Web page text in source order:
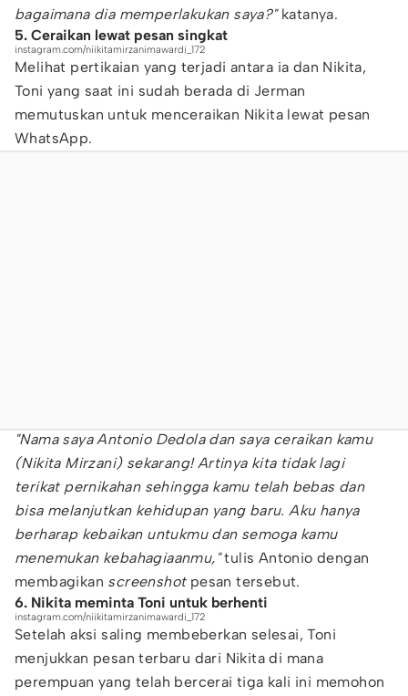
bagaimana dia memperlakukan saya?"katanya.
5. Ceraikan lewat pesan singkat
instagram.com/niikitamirzanimawardi_172
Melihat pertikaian yang terjadi antara ia dan Nikita,
Toni yang saat ini sudah berada di Jerman
memutuskan untuk menceraikan Nikita lewat pesan
WhatsApp.
"Nama saya Antonio Dedola dan saya ceraikan kamu
(Nikita Mirzani) sekarang! Artinya kita tidak lagi
terikat pernikahan sehingga kamu telah bebas dan
bisa melanjutkan kehidupan yang baru.Aku hanya
berharap kebaikan untukmu dan semoga kamu
menemukan kebahagiaanmu,"tulis Antonio dengan
membagikan screenshotpesan tersebut.
6. Nikita meminta Toni untuk berhenti
instagram.com/niikitamirzanimawardi_172
Setelah aksi saling membeberkan selesai, Toni
menjukkan pesan terbaru dari Nikita di mana
perempuan yang telah bercerai tiga kali ini memohon